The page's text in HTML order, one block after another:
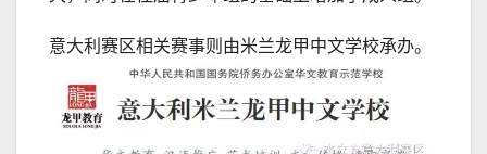
意大利赛区相关赛事则由米兰龙甲中文学校承办。